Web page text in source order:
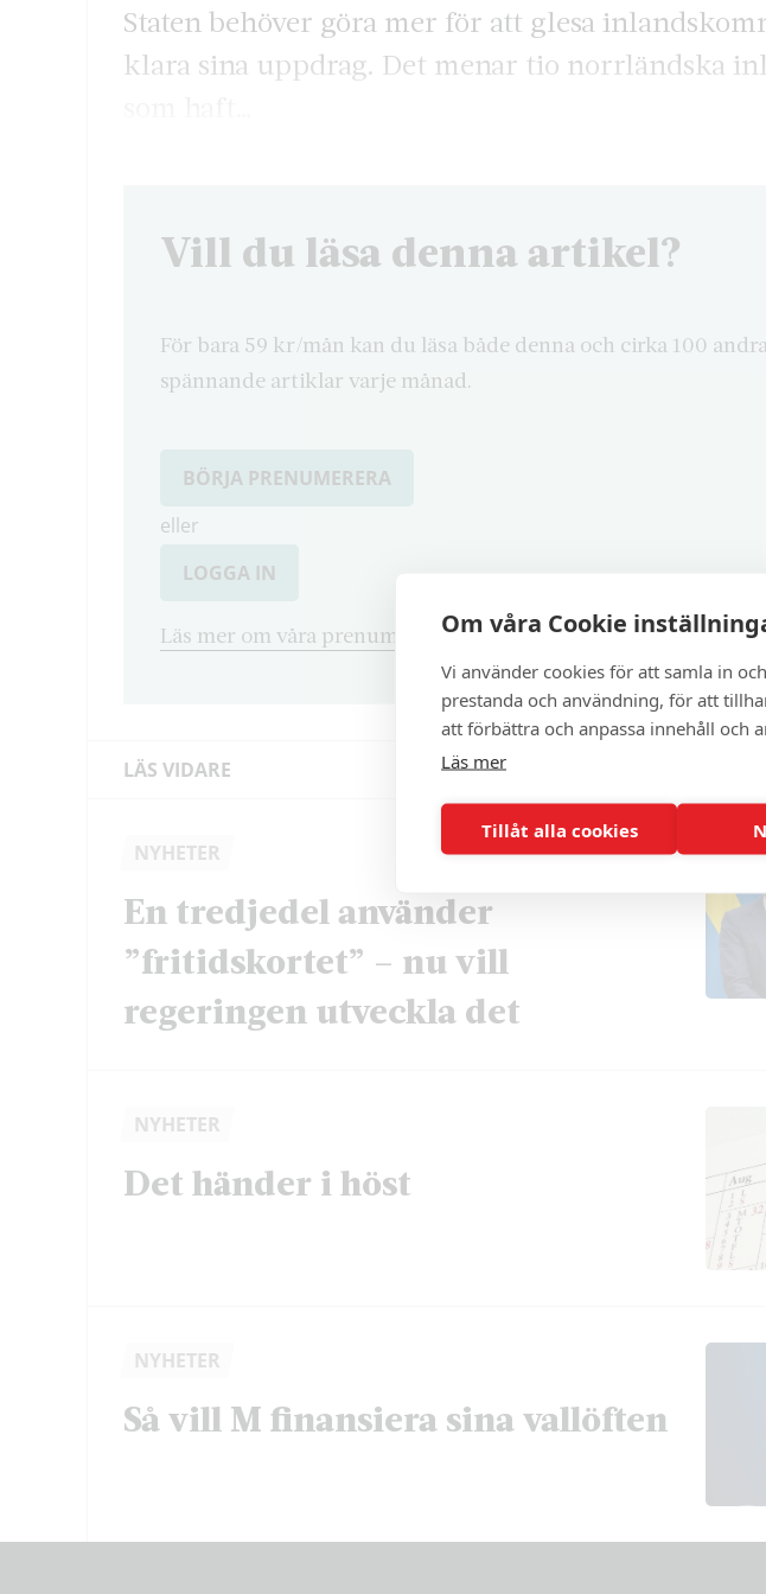
Om våra Cookie
Vi använder cookies för att samla in
prestanda och användning, för att
att förbättra och anpassa innehåll och
Läs mer
Tillåt alla cookies
Staten behöver göra mer för att glesa
klara sina uppdrag. Det menar tio norrländska
Vill du läsa denna artikel?
För bara 59 kr/mån kan du läsa både denna och cirka 100
spännande artiklar varje månad.
BÖRJA PRENUMERERA
eller
LOGGA IN
Läs mer om våra prenumerationsvarianter
LÄS VIDARE
NYHETER
En tredjedel använder
”fritidskortet” – nu vill
regeringen utveckla det
NYHETER
Det händer i höst
NYHETER
Så vill M finansiera sina vallöften